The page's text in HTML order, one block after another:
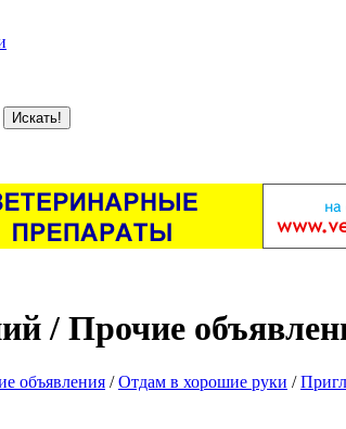
/ Прочие
объявления /Отдам в хорошие руки /